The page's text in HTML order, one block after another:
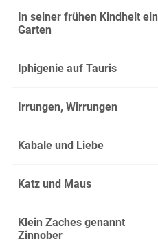
In seiner frühen Kindheit ein
Garten
Iphigenie auf Tauris
Irrungen, Wirrungen
Kabale und Liebe
Katz und Maus
Klein Zaches genannt
Zinnober